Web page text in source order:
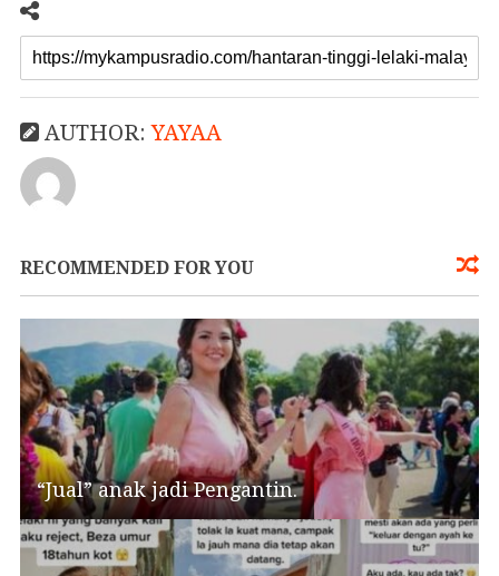
AUTHOR:YAYAA
RECOMMENDED FOR YOU
“Jual” anak jadi Pengantin.